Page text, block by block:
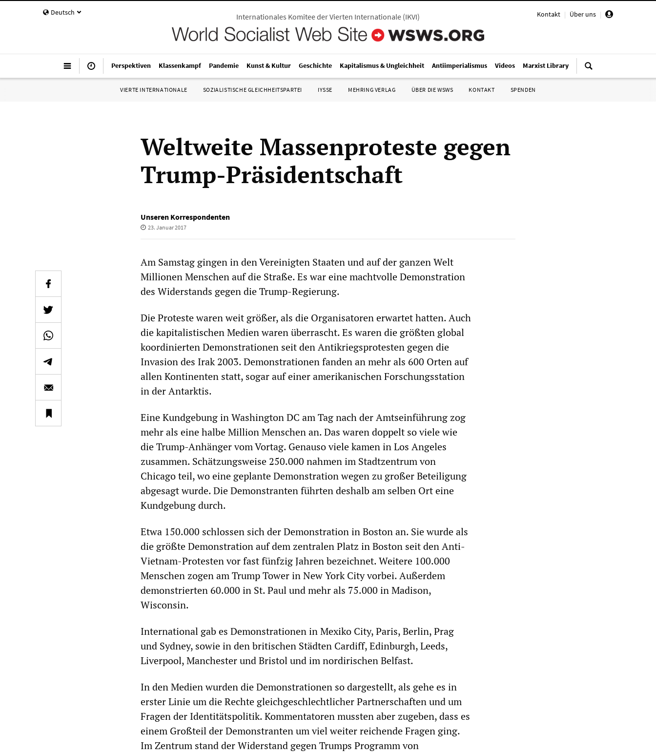
Deutsch Kontakt | Über uns |
Internationales Komitee der Vierten Internationale (IKVI)
Perspektiven Klassenkampf Pandemie Kunst & Kultur Geschichte Kapitalismus & Ungleichheit Antiimperialismus Videos Marxist Library
VIERTE INTERNATIONALE SOZIALISTISCHE GLEICHHEITSPARTEI IYSSE MEHRING VERLAG ÜBER DIE WSWS KONTAKT SPENDEN
Weltweite Massenproteste gegen
Trump-Präsidentschaft
Unseren Korrespondenten
23. Januar 2017
Am Samstag gingen in den Vereinigten Staaten und auf der ganzen Welt
Millionen Menschen auf die Straße. Es war eine machtvolle Demonstration
des Widerstands gegen die Trump-Regierung.
Die Proteste waren weit größer, als die Organisatoren erwartet hatten. Auch
die kapitalistischen Medien waren überrascht. Es waren die größten global
koordinierten Demonstrationen seit den Antikriegsprotesten gegen die
Invasion des Irak 2003. Demonstrationen fanden an mehr als 600 Orten auf
allen Kontinenten statt, sogar auf einer amerikanischen Forschungsstation
in der Antarktis.
Eine Kundgebung in Washington DC am Tag nach der Amtseinführung zog
mehr als eine halbe Million Menschen an. Das waren doppelt so viele wie
die Trump-Anhänger vom Vortag. Genauso viele kamen in Los Angeles
zusammen. Schätzungsweise 250.000 nahmen im Stadtzentrum von
Chicago teil, wo eine geplante Demonstration wegen zu großer Beteiligung
abgesagt wurde. Die Demonstranten führten deshalb am selben Ort eine
Kundgebung durch.
Etwa 150.000 schlossen sich der Demonstration in Boston an. Sie wurde als
die größte Demonstration auf dem zentralen Platz in Boston seit den Anti-
Vietnam-Protesten vor fast fünfzig Jahren bezeichnet. Weitere 100.000
Menschen zogen am Trump Tower in New York City vorbei. Außerdem
demonstrierten 60.000 in St. Paul und mehr als 75.000 in Madison,
Wisconsin.
International gab es Demonstrationen in Mexiko City, Paris, Berlin, Prag
und Sydney, sowie in den britischen Städten Cardiff, Edinburgh, Leeds,
Liverpool, Manchester und Bristol und im nordirischen Belfast.
In den Medien wurden die Demonstrationen so dargestellt, als gehe es in
erster Linie um die Rechte gleichgeschlechtlicher Partnerschaften und um
Fragen der Identitätspolitik. Kommentatoren mussten aber zugeben, dass es
einem Großteil der Demonstranten um viel weiter reichende Fragen ging.
Im Zentrum stand der Widerstand gegen Trumps Programm von